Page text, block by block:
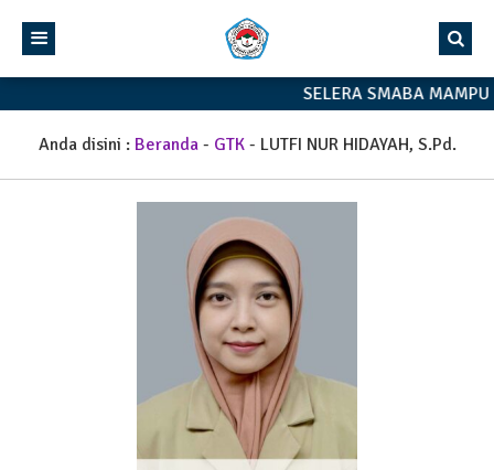
SELERA SMABA
Anda disini : Beranda- GTK- LUTFI NUR HIDAYAH, S.Pd.